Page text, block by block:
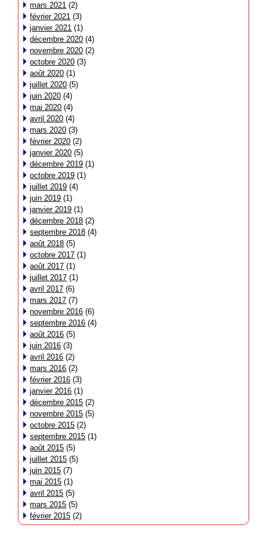
mars 2021 (2)
février 2021 (3)
janvier 2021 (1)
décembre 2020 (4)
novembre 2020 (2)
octobre 2020 (3)
août 2020 (1)
juillet 2020 (5)
juin 2020 (4)
mai 2020 (4)
avril 2020 (4)
mars 2020 (3)
février 2020 (2)
janvier 2020 (5)
décembre 2019 (1)
octobre 2019 (1)
juillet 2019 (4)
juin 2019 (1)
janvier 2019 (1)
décembre 2018 (2)
septembre 2018 (4)
août 2018 (5)
octobre 2017 (1)
août 2017 (1)
juillet 2017 (1)
avril 2017 (6)
mars 2017 (7)
novembre 2016 (6)
septembre 2016 (4)
août 2016 (5)
juin 2016 (3)
avril 2016 (2)
mars 2016 (2)
février 2016 (3)
janvier 2016 (1)
décembre 2015 (2)
novembre 2015 (5)
octobre 2015 (2)
septembre 2015 (1)
août 2015 (5)
juillet 2015 (5)
juin 2015 (7)
mai 2015 (1)
avril 2015 (5)
mars 2015 (5)
février 2015 (2)